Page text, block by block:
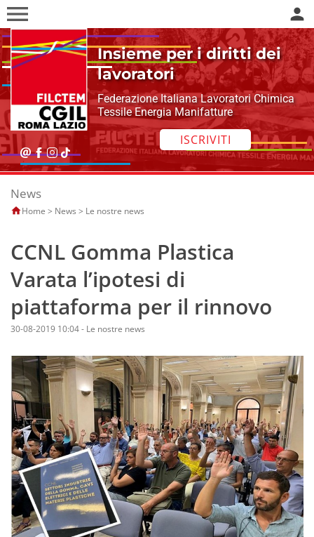
menu person
Insieme per i diritti dei
lavoratori
Federazione Italiana Lavoratori Chimica
Tessile Energia Manifatture
ISCRIVITI
News
Home > News > Le nostre news
CCNL Gomma Plastica
Varata l’ipotesi di
piattaforma per il rinnovo
30-08-2019 10:04- Le nostre news